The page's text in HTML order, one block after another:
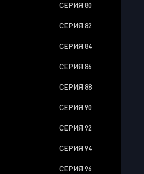
СЕРИЯ 80
СЕРИЯ 82
СЕРИЯ 84
СЕРИЯ 86
СЕРИЯ 88
СЕРИЯ 90
СЕРИЯ 92
СЕРИЯ 94
СЕРИЯ 96